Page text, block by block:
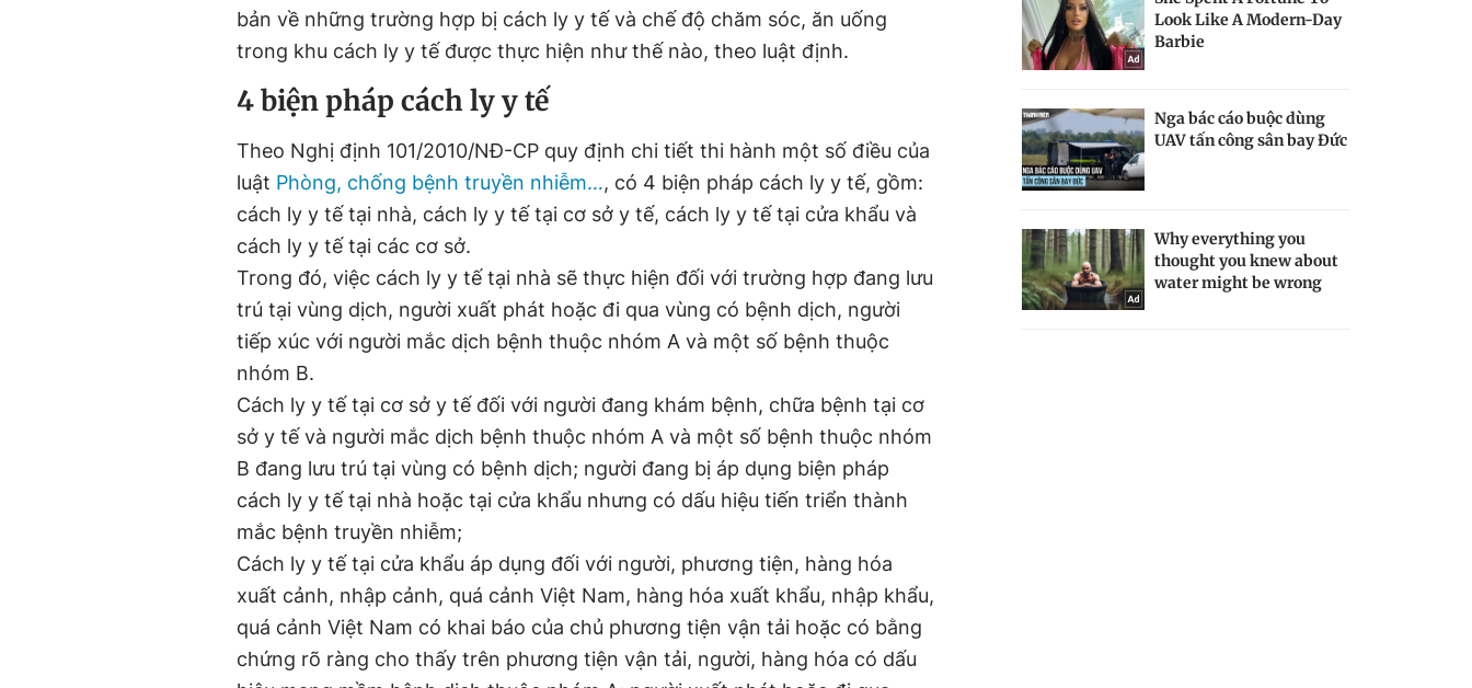
bản về những trường hợp bị cách ly y tế và chế độ chăm sóc, ăn uống
trong khu cách ly y tế được thực hiện như thế nào, theo luật định.
4 biện pháp cách ly y tế
Theo Nghị định 101/2010/NĐ-CP quy định chi tiết thi hành một số điều của
luật Phòng, chống bệnh truyền nhiễm…, có 4 biện pháp cách ly y tế, gồm:
cách ly y tế tại nhà, cách ly y tế tại cơ sở y tế, cách ly y tế tại cửa khẩu và
cách ly y tế tại các cơ sở.
Trong đó, việc cách ly y tế tại nhà sẽ thực hiện đối với trường hợp đang lưu
trú tại vùng dịch, người xuất phát hoặc đi qua vùng có bệnh dịch, người
tiếp xúc với người mắc dịch bệnh thuộc nhóm A và một số bệnh thuộc
nhóm B.
Cách ly y tế tại cơ sở y tế đối với người đang khám bệnh, chữa bệnh tại cơ
sở y tế và người mắc dịch bệnh thuộc nhóm A và một số bệnh thuộc nhóm
B đang lưu trú tại vùng có bệnh dịch; người đang bị áp dụng biện pháp
cách ly y tế tại nhà hoặc tại cửa khẩu nhưng có dấu hiệu tiến triển thành
mắc bệnh truyền nhiễm;
Cách ly y tế tại cửa khẩu áp dụng đối với người, phương tiện, hàng hóa
xuất cảnh, nhập cảnh, quá cảnh Việt Nam, hàng hóa xuất khẩu, nhập khẩu,
quá cảnh Việt Nam có khai báo của chủ phương tiện vận tải hoặc có bằng
chứng rõ ràng cho thấy trên phương tiện vận tải, người, hàng hóa có dấu